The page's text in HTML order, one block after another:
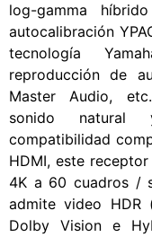
log-gamma
autocalibración
tecnología
reproducción de
Master Audio,
sonido natural
compatibilidad
HDMI, este
4K a 60 cuadros /
admite video HDR
Dolby Vision e